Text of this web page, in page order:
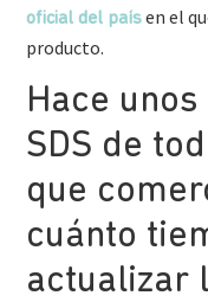
oficial del paísen el
producto.
Hace
SDS de
que
cuánto
actualizar